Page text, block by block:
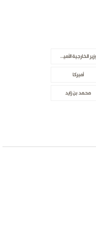
وزير الخارجية الأميركي
أميركا
محمد بن زايد